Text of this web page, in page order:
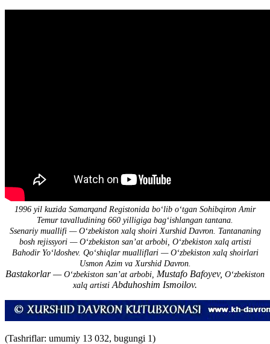
1996 yil kuzida Samarqand Registonida bo‘lib o‘tgan Sohibqiron Amir
Temur tavalludining 660 yilligiga bag‘ishlangan tantana.
Ssenariy muallifi — O‘zbekiston xalq shoiri Xurshid Davron. Tantananing
bosh rejissyori — O‘zbekiston san’at arbobi, O‘zbekiston xalq artisti
Bahodir Yo‘ldoshev. Qo‘shiqlar mualliflari — O‘zbekiston xalq shoirlari
Usmon Azim va Xurshid Davron.
Bastakorlar — O‘zbekiston san’at arbobi, Mustafo Bafoyev, O‘zbekiston
xalq artisti Abduhoshim Ismoilov.
(Tashriflar: umumiy 13 032, bugungi 1)